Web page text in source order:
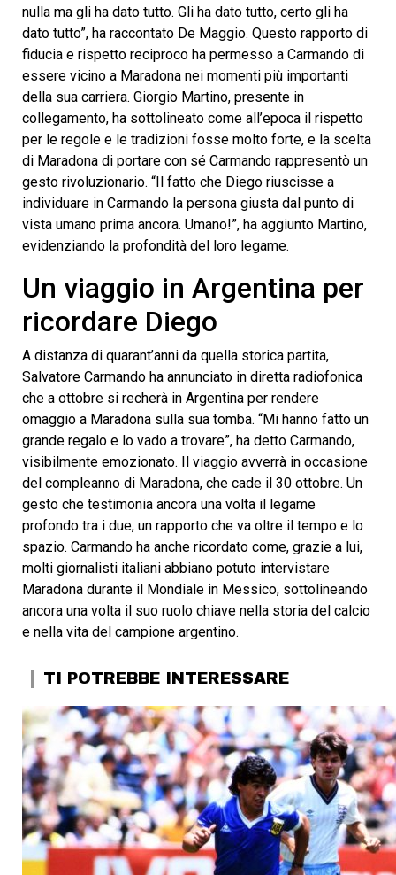
nulla ma gli ha dato tutto. Gli ha dato tutto, certo gli ha
dato tutto”, ha raccontato De Maggio. Questo rapporto di
fiducia e rispetto reciproco ha permesso a Carmando di
essere vicino a Maradona nei momenti più importanti
della sua carriera. Giorgio Martino, presente in
collegamento, ha sottolineato come all’epoca il rispetto
per le regole e le tradizioni fosse molto forte, e la scelta
di Maradona di portare con sé Carmando rappresentò un
gesto rivoluzionario. “Il fatto che Diego riuscisse a
individuare in Carmando la persona giusta dal punto di
vista umano prima ancora. Umano!”, ha aggiunto Martino,
evidenziando la profondità del loro legame.
Un viaggio in Argentina per
ricordare Diego
A distanza di quarant’anni da quella storica partita,
Salvatore Carmando ha annunciato in diretta radiofonica
che a ottobre si recherà in Argentina per rendere
omaggio a Maradona sulla sua tomba. “Mi hanno fatto un
grande regalo e lo vado a trovare”, ha detto Carmando,
visibilmente emozionato. Il viaggio avverrà in occasione
del compleanno di Maradona, che cade il 30 ottobre. Un
gesto che testimonia ancora una volta il legame
profondo tra i due, un rapporto che va oltre il tempo e lo
spazio. Carmando ha anche ricordato come, grazie a lui,
molti giornalisti italiani abbiano potuto intervistare
Maradona durante il Mondiale in Messico, sottolineando
ancora una volta il suo ruolo chiave nella storia del calcio
e nella vita del campione argentino.
TI POTREBBE INTERESSARE